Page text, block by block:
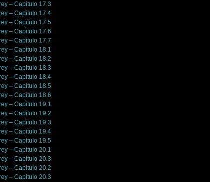
– Capítulo 17.3
– Capítulo 17.4
– Capítulo 17.5
– Capítulo 17.6
– Capítulo 17.7
– Capítulo 18.1
– Capítulo 18.2
– Capítulo 18.3
– Capítulo 18.4
– Capítulo 18.5
– Capítulo 18.6
– Capítulo 19.1
– Capítulo 19.2
– Capítulo 19.3
– Capítulo 19.4
– Capítulo 19.5
– Capítulo 20.1
– Capítulo 20.3
– Capítulo 20.2
– Capítulo 20.3